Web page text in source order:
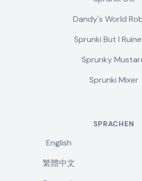
Dandy's World
Sprunki But I
Sprunky
Sprunki Mixer
SPRACHEN
English
繁體中文